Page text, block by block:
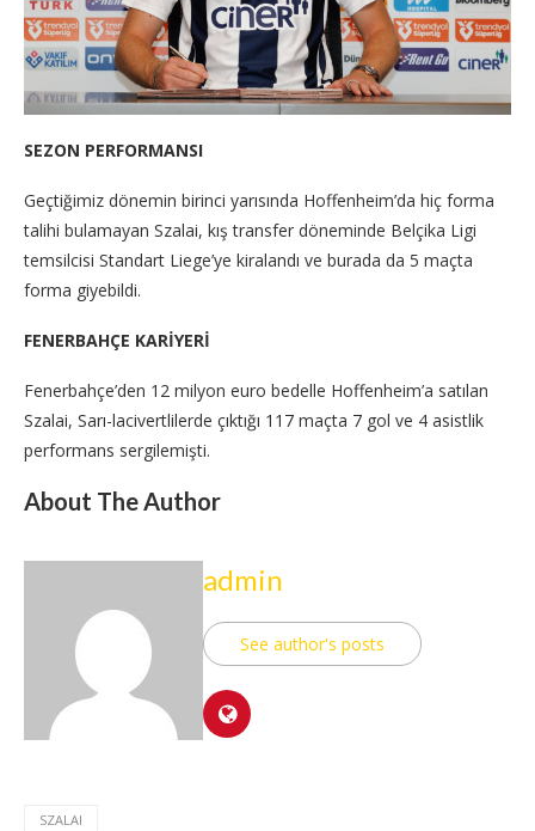
SEZON PERFORMANSI
Geçtiğimiz dönemin birinci yarısında Hoffenheim’da hiç forma
talihi bulamayan Szalai, kış transfer döneminde Belçika Ligi
temsilcisi Standart Liege’ye kiralandı ve burada da 5 maçta
forma giyebildi.
FENERBAHÇE KARİYERİ
Fenerbahçe’den 12 milyon euro bedelle Hoffenheim’a satılan
Szalai, Sarı-lacivertlilerde çıktığı 117 maçta 7 gol ve 4 asistlik
performans sergilemişti.
About The Author
admin
See author's posts
SZALAI